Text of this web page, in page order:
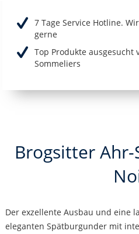
7 Tage Service Hotline.
gerne
Top Produkte ausgesucht
Sommeliers
Brogsitter
Der exzellente Ausbau und eine
eleganten Spätburgunder mit